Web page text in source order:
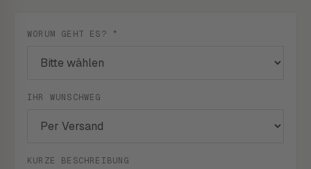
WORUM GEHT ES? *
IHR WUNSCHWEG
KURZE BESCHREIBUNG